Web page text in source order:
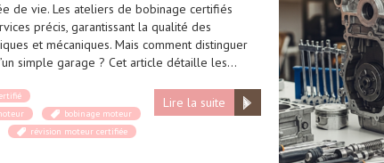
de vie. Les ateliers de bobinage certifiés
précis, garantissant la qualité des
et mécaniques. Mais comment distinguer
simple garage ? Cet article détaille les…
Lire la suite
bobinage moteur
révision moteur certifiée